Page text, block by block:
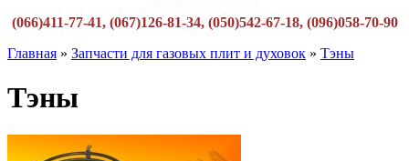
(066)411-77-41, (067)126-81-34, (050)542-67-18, (096)058-70-90
Главная » Запчасти для газовых плит и духовок » Тэны
Тэны